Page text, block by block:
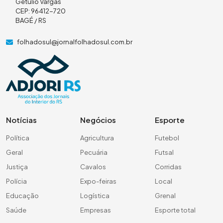
Getúlio Vargas
CEP: 96412-720
BAGÉ / RS
folhadosul@jornalfolhadosul.com.br
Notícias
Política
Geral
Justiça
Polícia
Educação
Saúde
Negócios
Agricultura
Pecuária
Cavalos
Expo-feiras
Logística
Empresas
Esporte
Futebol
Futsal
Corridas
Local
Grenal
Esporte total